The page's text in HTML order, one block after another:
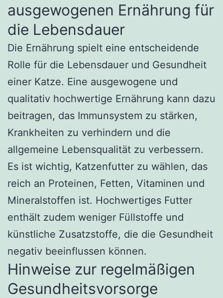
ausgewogenen Ernährung für
die Lebensdauer
Die Ernährung spielt eine entscheidende
Rolle für die Lebensdauer und Gesundheit
einer Katze. Eine ausgewogene und
qualitativ hochwertige Ernährung kann dazu
beitragen, das Immunsystem zu stärken,
Krankheiten zu verhindern und die
allgemeine Lebensqualität zu verbessern.
Es ist wichtig, Katzenfutter zu wählen, das
reich an Proteinen, Fetten, Vitaminen und
Mineralstoffen ist. Hochwertiges Futter
enthält zudem weniger Füllstoffe und
künstliche Zusatzstoffe, die die Gesundheit
negativ beeinflussen können.
Hinweise zur regelmäßigen
Gesundheitsvorsorge